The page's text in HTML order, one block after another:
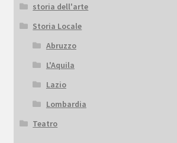
storia dell'arte
Storia Locale
Abruzzo
L'Aquila
Lazio
Lombardia
Teatro